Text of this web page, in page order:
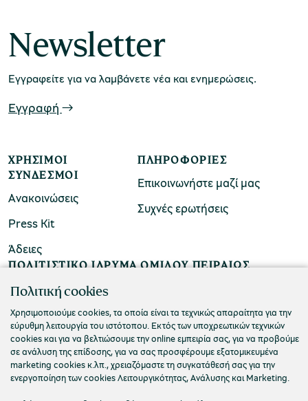
Newsletter
Εγγραφείτε για να λαμβάνετε νέα και ενημερώσεις.
Εγγραφή
ΧΡΉΣΙΜΟΙ
ΣΎΝΔΕΣΜΟΙ
Ανακοινώσεις
Press Kit
Άδειες
ΠΛΗΡΟΦΟΡΊΕΣ
Επικοινωνήστε μαζί μας
Συχνές ερωτήσεις
ΠΟΛΙΤΙΣΤΙΚΟ ΙΔΡΥΜΑ ΟΜΙΛΟΥ ΠΕΙΡΑΙΩΣ
Τ. 210 3256922
Ε. info@piop.gr
ΣΥΝΔΕΘΕΙΤΕ ΜΑΖΙ ΜΑΣ
Πολιτική cookies
Χρησιμοποιούμε cookies, τα οποία είναι τα τεχνικώς απαραίτητα για την
εύρυθμη λειτουργία του ιστότοπου. Εκτός των υποχρεωτικών τεχνικών
cookies και για να βελτιώσουμε την online εμπειρία σας, για να προβούμε
σε ανάλυση της επίδοσης, για να σας προσφέρουμε εξατομικευμένα
marketing cookies κ.λπ., χρειαζόμαστε τη συγκατάθεσή σας για την
ενεργοποίηση των cookies Λειτουργικότητας, Ανάλυσης και Marketing.